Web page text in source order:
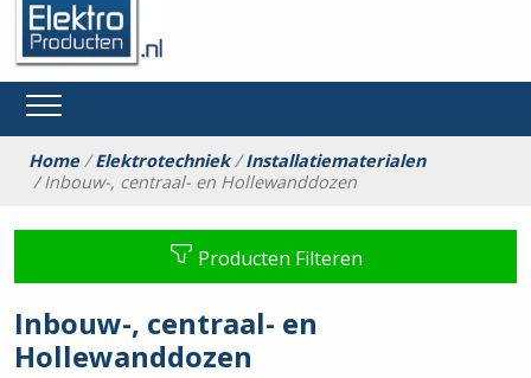
Home/Elektrotechniek/Installatiematerialen
/ Inbouw-, centraal- en Hollewanddozen
Producten Filteren
Inbouw-, centraal- en
Hollewanddozen